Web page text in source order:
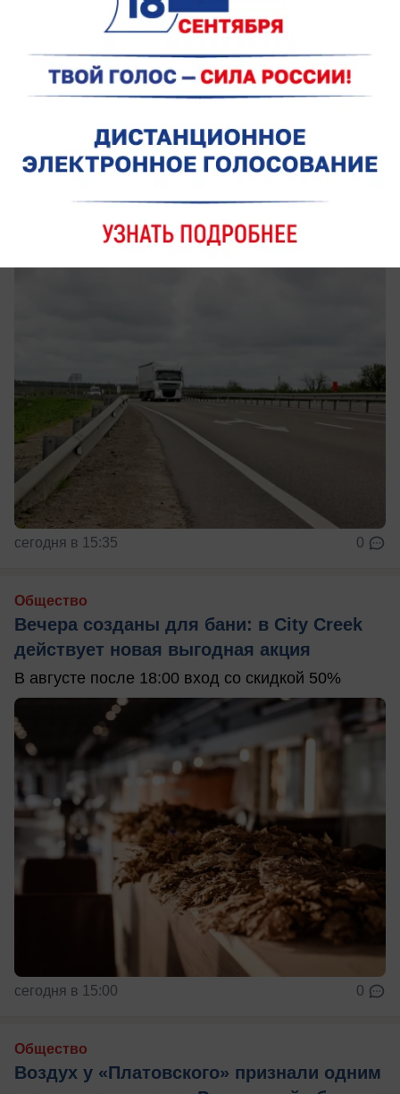
сегодня в 16:05 0
Общество
Когда данные становятся дорогами:
цифровая аналитика на службе
инфраструктуры
сегодня в 15:35 0
Общество
Вечера созданы для бани: в City Creek
действует новая выгодная акция
В августе после 18:00 вход со скидкой 50%
сегодня в 15:00 0
Общество
Воздух у «Платовского» признали одним